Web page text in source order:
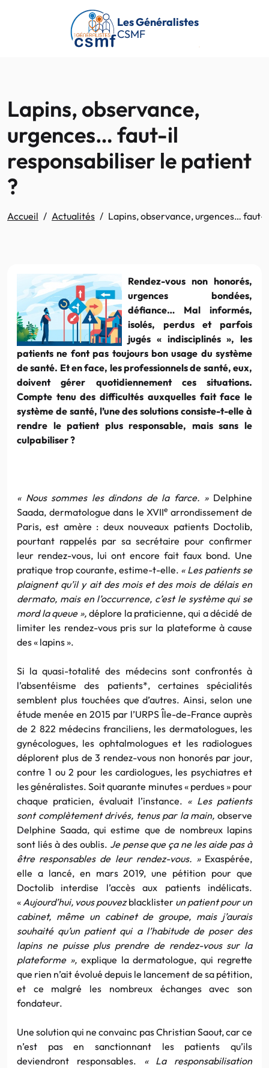
Passer au contenu principal
Les Généralistes
CSMF
Lapins, observance,
urgences… faut-il
responsabiliser le patient
?
Accueil Actualités Lapins, observance, urgences…
Rendez-vous non honorés,
urgences bondées,
défiance… Mal informés,
isolés, perdus et parfois
jugés « indisciplinés », les
patients ne font pas toujours bon usage du système
de santé. Et en face, les professionnels de santé, eux,
doivent gérer quotidiennement ces situations.
Compte tenu des difficultés auxquelles fait face le
système de santé, l’une des solutions consiste-t-elle à
rendre le patient plus responsable, mais sans le
culpabiliser ?
« Nous sommes les dindons de la farce. »Delphine
Saada, dermatologue dans le XVIIe arrondissement de
Paris, est amère : deux nouveaux patients Doctolib,
pourtant rappelés par sa secrétaire pour confirmer
leur rendez-vous, lui ont encore fait faux bond. Une
pratique trop courante, estime-t-elle. « Les patients se
plaignent qu’il y ait des mois et des mois de délais en
dermato, mais en l’occurrence, c’est le système qui se
mord la queue », déplore la praticienne, qui a décidé de
limiter les rendez-vous pris sur la plateforme à cause
des « lapins ».
Si la quasi-totalité des médecins sont confrontés à
l’absentéisme des patients*, certaines spécialités
semblent plus touchées que d’autres. Ainsi, selon une
étude menée en 2015 par l’URPS Île-de-France auprès
de 2 822 médecins franciliens, les dermatologues, les
gynécologues, les ophtalmologues et les radiologues
déplorent plus de 3 rendez-vous non honorés par jour,
contre 1 ou 2 pour les cardiologues, les psychiatres et
les généralistes. Soit quarante minutes « perdues » pour
chaque praticien, évaluait l’instance. « Les patients
sont complètement drivés, tenus par la main, observe
Delphine Saada, qui estime que de nombreux lapins
sont liés à des oublis. Je pense que ça ne les aide pas à
être responsables de leur rendez-vous. » Exaspérée,
elle a lancé, en mars 2019, une pétition pour que
Doctolib interdise l’accès aux patients indélicats.
« Aujourd’hui, vous pouvezblacklisterun patient pour un
cabinet, même un cabinet de groupe, mais j’aurais
souhaité qu’un patient qui a l’habitude de poser des
lapins ne puisse plus prendre de rendez-vous sur la
plateforme »,explique la dermatologue, qui regrette
que rien n’ait évolué depuis le lancement de sa pétition,
et ce malgré les nombreux échanges avec son
fondateur.
Une solution qui ne convainc pas Christian Saout, car ce
n’est pas en sanctionnant les patients qu’ils
deviendront responsables. « La responsabilisation